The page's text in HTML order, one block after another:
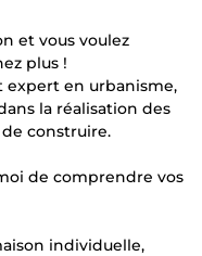
et vous voulez
plus !
expert en urbanisme,
la réalisation des
construire.
de comprendre vos
individuelle,